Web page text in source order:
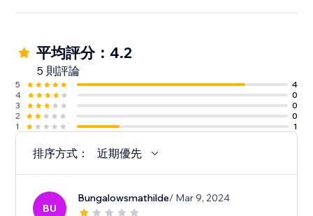
平均評分：4.2
5 則評論
5
4
4
0
3
0
2
0
1
1
排序方式： 近期優先
BU
Bungalowsmathilde/ Mar 9, 2024